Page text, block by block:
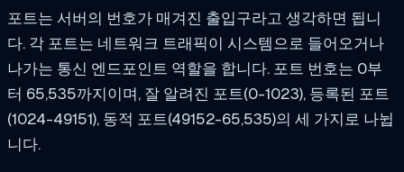
포트는 서버의 번호가 매겨진 출입구라고 생각하면 됩니
다. 각 포트는 네트워크 트래픽이 시스템으로 들어오거나
나가는 통신 엔드포인트 역할을 합니다. 포트 번호는 0부
터 65,535까지이며, 잘 알려진 포트(0-1023), 등록된 포트
(1024-49151), 동적 포트(49152-65,535)의 세 가지로 나뉩
니다.